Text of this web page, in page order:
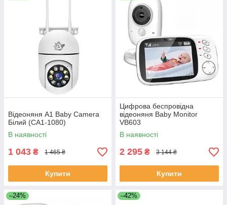
Відеоняня A1 Baby Camera
Білий (CA1-1080)
В наявності
1 043 ₴ 1 465 ₴
Купити
Цифрова беспровідна
відеоняня Baby Monitor
VB603
В наявності
2 295 ₴ 3 144 ₴
Купити
–24% –42%